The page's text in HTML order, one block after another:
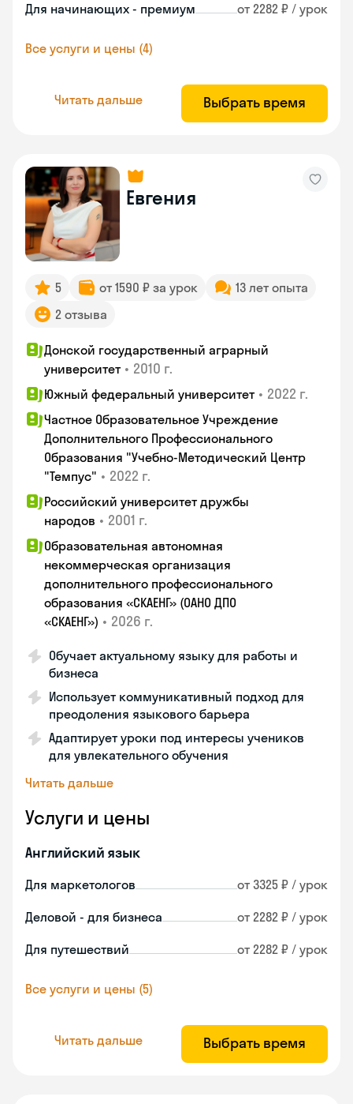
Для начинающих - премиум от 2282 ₽ / урок
Все услуги и цены (4)
Читать дальше Выбрать время
Евгения
5 от 1590 ₽ за урок
13 лет опыта
2 отзыва
Донской государственный аграрный
университет • 2010 г.
Южный федеральный университет • 2022 г.
Частное Образовательное Учреждение
Дополнительного Профессионального
Образования "Учебно-Методический Центр
"Темпус" • 2022 г.
Российский университет дружбы
народов • 2001 г.
Образовательная автономная
некоммерческая организация
дополнительного профессионального
образования «СКАЕНГ» (ОАНО ДПО
«СКАЕНГ») • 2026 г.
Обучает актуальному языку для работы и
бизнеса
Использует коммуникативный подход для
преодоления языкового барьера
Адаптирует уроки под интересы учеников
для увлекательного обучения
Читать дальше
Услуги и цены
Английский язык
Для маркетологов от 3325 ₽ / урок
Деловой - для бизнеса от 2282 ₽ / урок
Для путешествий от 2282 ₽ / урок
Все услуги и цены (5)
Читать дальше Выбрать время